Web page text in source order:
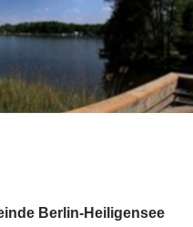
Berlin-Heiligensee